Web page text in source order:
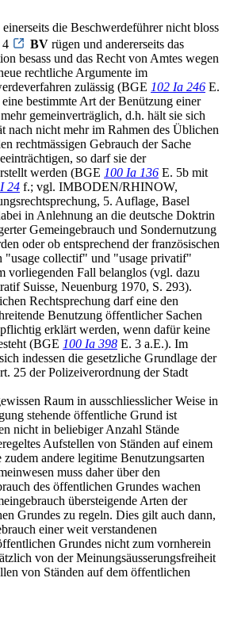
die Beschwerdeführer nicht bloss
4
BV rügen und andererseits das
besass und das Recht von Amtes wegen
rechtliche Argumente im
zulässig (BGE 102 Ia 246 E.
bestimmte Art der Benützung einer
gemeinverträglich, d.h. hält sie sich
nach nicht mehr im Rahmen des Üblichen
rechtmässigen Gebrauch der Sache
so darf sie der
werden (BGE 100 Ia 136 E. 5b mit
24 f.; vgl. IMBODEN/RHINOW,
5. Auflage, Basel
in Anlehnung an die deutsche Doktrin
Gemeingebrauch und Sondernutzung
oder ob entsprechend der französischen
"usage collectif" und "usage privatif"
vorliegenden Fall belanglos (vgl. dazu
Suisse, Neuenburg 1970, S. 293).
Rechtsprechung darf eine den
Benutzung öffentlicher Sachen
erklärt werden, wenn dafür keine
(BGE 100 Ia 398 E. 3 a.E.). Im
indessen die gesetzliche Grundlage der
25 der Polizeiverordnung der Stadt
Raum in ausschliesslicher Weise in
stehende öffentliche Grund ist
nicht in beliebiger Anzahl Stände
Aufstellen von Ständen auf einem
andere legitime Benutzungsarten
muss daher über den
des öffentlichen Grundes wachen
übersteigende Arten der
Grundes zu regeln. Dies gilt auch dann,
einer weit verstandenen
Grundes nicht zum vornherein
von der Meinungsäusserungsfreiheit
von Ständen auf dem öffentlichen